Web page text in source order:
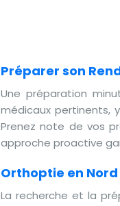
Préparer son
Une préparation
médicaux pertinents,
Prenez note de vos
approche proactive
Orthoptie en Nord
La recherche et la